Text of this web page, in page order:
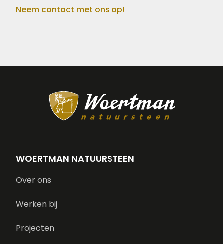
Neem contact met ons op!
WOERTMAN NATUURSTEEN
Over ons
Werken bij
Projecten